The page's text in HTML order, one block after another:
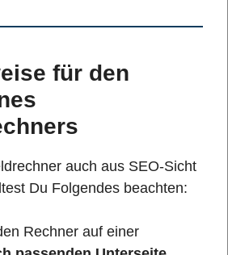
für den
auch aus SEO-Sicht
Du Folgendes beachten:
Rechner auf einer